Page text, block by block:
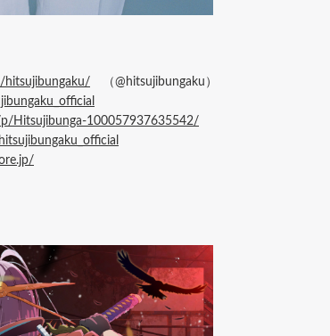
hitsujibungaku/ （@hitsujibungaku）
Hitsujibunga-100057937635542/